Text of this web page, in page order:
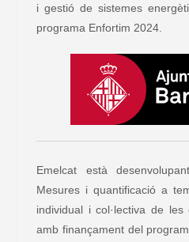
i gestió de sistemes
programa Enfortim 2024.
Emelcat està
Mesures i quantificació a
individual i col·lectiva de les
amb finançament del